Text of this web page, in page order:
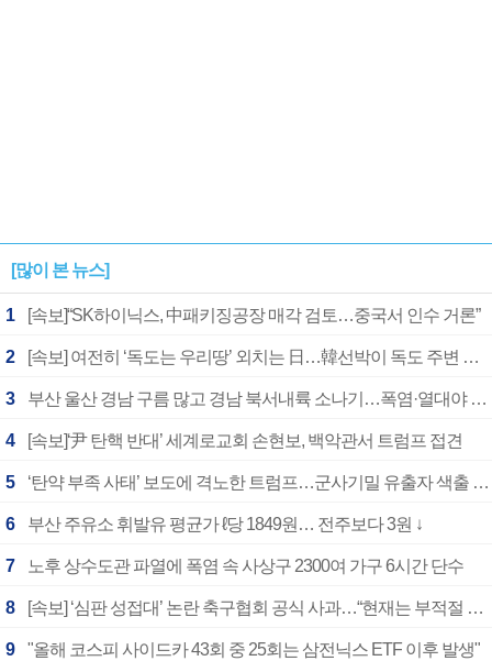
[많이 본 뉴스]
1 [속보]“SK하이닉스, 中패키징공장 매각 검토…중국서 인수 거론”
2 [속보] 여전히 ‘독도는 우리땅’ 외치는 日…韓선박이 독도 주변 해양조사 활동하자 반발
3 부산 울산 경남 구름 많고 경남 북서내륙 소나기…폭염·열대야 계속
4 [속보]‘尹 탄핵 반대’ 세계로교회 손현보, 백악관서 트럼프 접견
5 ‘탄약 부족 사태’ 보도에 격노한 트럼프…군사기밀 유출자 색출 지시
6 부산 주유소 휘발유 평균가 ℓ당 1849원… 전주보다 3원 ↓
7 노후 상수도관 파열에 폭염 속 사상구 2300여 가구 6시간 단수
8 [속보] ‘심판 성접대’ 논란 축구협회 공식 사과…“현재는 부적절 행위 없어”
9 "올해 코스피 사이드카 43회 중 25회는 삼전닉스 ETF 이후 발생"